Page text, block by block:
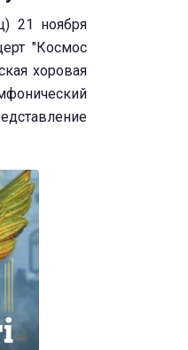
21 ноября
"Космос
хоровая